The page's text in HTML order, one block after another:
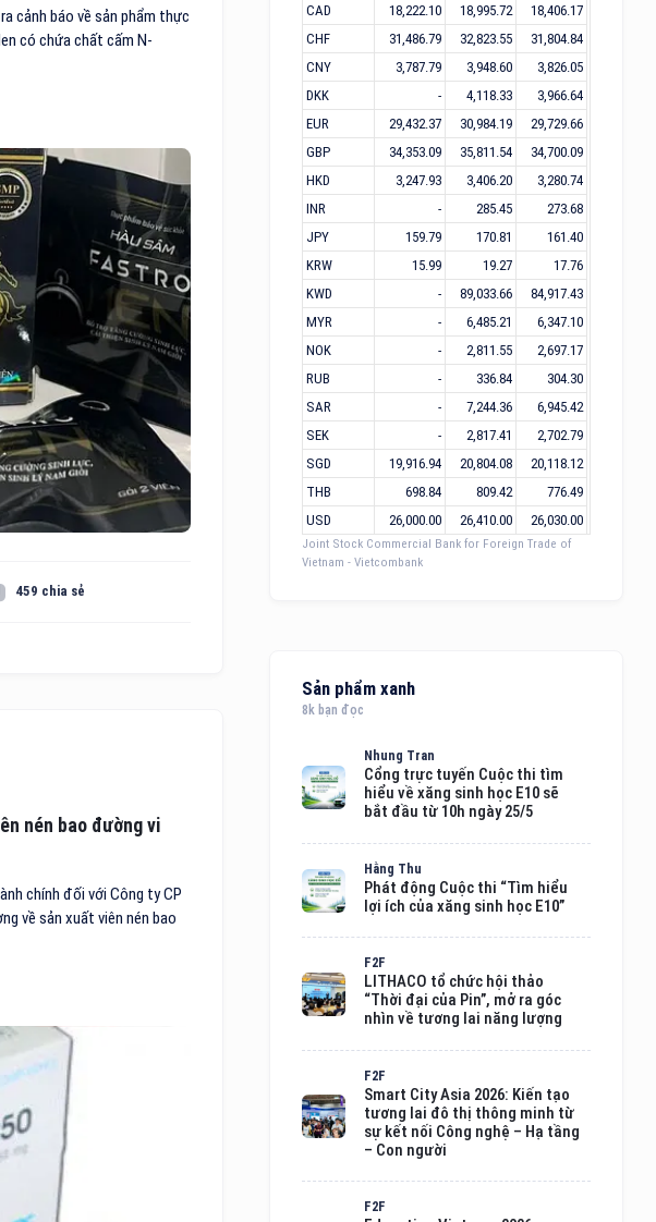
cảnh báo về sản phẩm thực
có chứa chất cấm N-
459 chia sẻ
nén bao đường vi
chính đối với Công ty CP
về sản xuất viên nén bao
CAD
18,222.10 18,995.72
18,406.17
CHF
31,486.79 32,823.55
31,804.84
CNY
3,787.79 3,948.60
3,826.05
DKK
- 4,118.33
3,966.64
EUR
29,432.37 30,984.19
29,729.66
GBP
34,353.09 35,811.54
34,700.09
HKD
3,247.93 3,406.20
3,280.74
INR
- 285.45
273.68
JPY
159.79 170.81
161.40
KRW
15.99 19.27
17.76
KWD
- 89,033.66
84,917.43
MYR
- 6,485.21
6,347.10
NOK
- 2,811.55
2,697.17
RUB
- 336.84
304.30
SAR
- 7,244.36
6,945.42
SEK
- 2,817.41
2,702.79
SGD
19,916.94 20,804.08
20,118.12
THB
698.84 809.42
776.49
USD
26,000.00 26,410.00 26,030.00
Joint Stock Commercial Bank for Foreign Trade of
Vietnam - Vietcombank
Sản phẩm xanh
8k bạn đọc
Nhung Tran
Cổng trực tuyến Cuộc thi tìm
hiểu về xăng sinh học E10 sẽ
bắt đầu từ 10h ngày 25/5
Hằng Thu
Phát động Cuộc thi “Tìm hiểu
lợi ích của xăng sinh học E10”
F2F
LITHACO tổ chức hội thảo
“Thời đại của Pin”, mở ra góc
nhìn về tương lai năng lượng
F2F
Smart City Asia 2026: Kiến tạo
tương lai đô thị thông minh từ
sự kết nối Công nghệ – Hạ tầng
– Con người
F2F